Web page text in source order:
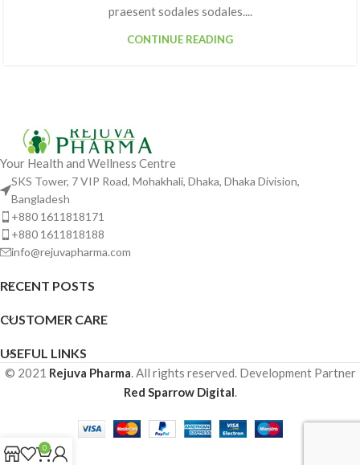
praesent sodales sodales....
CONTINUE READING
Your Health and Wellness Centre
SKS Tower, 7 VIP Road, Mohakhali, Dhaka, Dhaka Division,
Bangladesh
+880 1611818171
+880 1611818188
info@rejuvapharma.com
RECENT POSTS
CUSTOMER CARE
USEFUL LINKS
© 2021 Rejuva Pharma . All rights reserved. Development Partner
Red Sparrow Digital
0